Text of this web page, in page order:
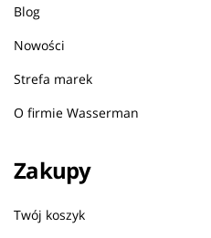
Blog
Nowości
Strefa marek
O firmie Wasserman
Zakupy
Twój koszyk